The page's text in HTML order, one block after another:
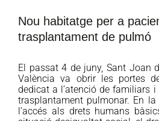
Nou habitatge per a
trasplantament de pulmó
El passat 4 de juny, Sant Joan
València va obrir les portes
dedicat a l’atenció de familiars
trasplantament pulmonar. En la
l’accés als drets humans